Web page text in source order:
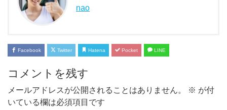
nao
Facebook Twitter Hatena Pocket LINE
コメントを残す
メールアドレスが公開されることはありません。 ※ が付
いている欄は必須項目です